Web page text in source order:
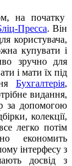
на початку
Пресса. Він
користувача,
купувати і
зручно для
і мати їх під
Бухгалтерія,
видання,
за допомогою
колекції,
легко потім
економить
інтерфесу з
досвід з